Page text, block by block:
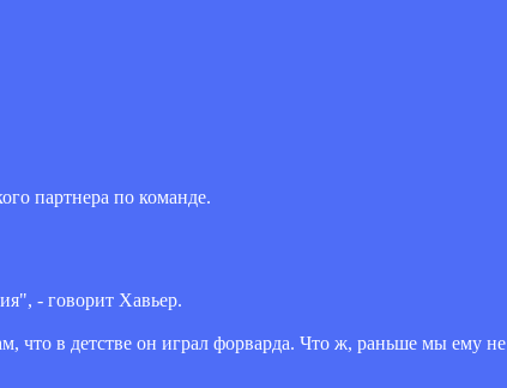
партнера по команде.
- говорит Хавьер.
что в детстве он играл форварда. Что ж, раньше мы ему не